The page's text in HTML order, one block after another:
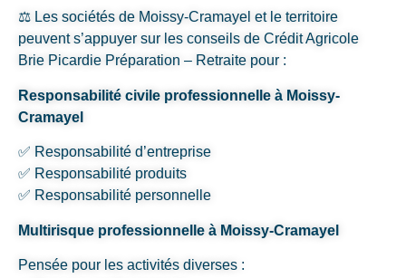
⚖️ Les sociétés de Moissy-Cramayel et le territoire
peuvent s’appuyer sur les conseils de Crédit Agricole
Brie Picardie Préparation – Retraite pour :
Responsabilité civile professionnelle à Moissy-
Cramayel
✅ Responsabilité d’entreprise
✅ Responsabilité produits
✅ Responsabilité personnelle
Multirisque professionnelle à Moissy-Cramayel
Pensée pour les activités diverses :